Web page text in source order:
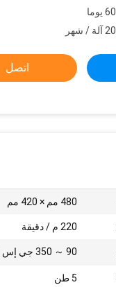
60 يوما
20 آلة / شهر
اتصل
480 مم × 420 مم
220 م / دقيقة
90 ～ 350 جي إس إم
5 طن